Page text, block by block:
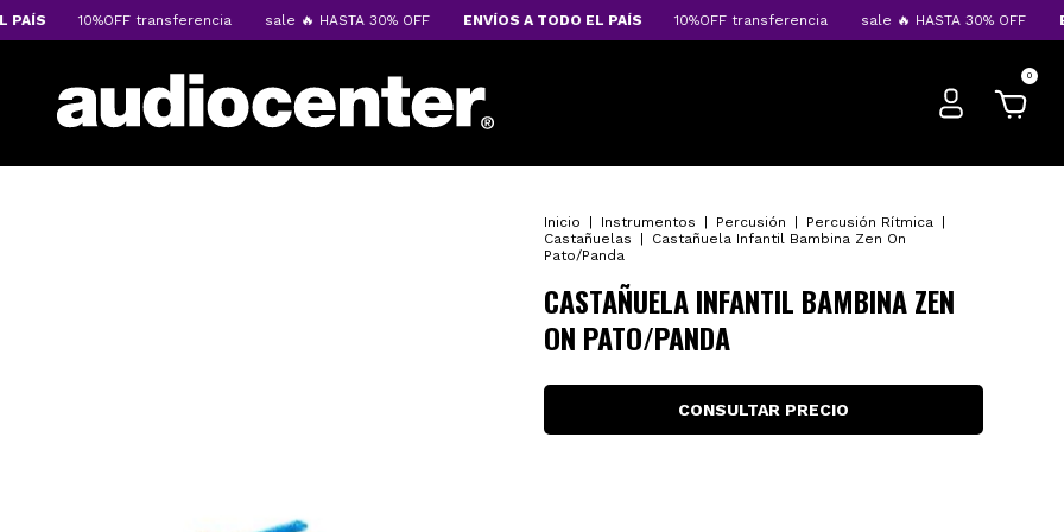
10%OFF transferencia sale 🔥 HASTA 30% OFF ENVÍOS A TODO EL PAÍS 10%OFF transferencia sale 🔥 HASTA 30% OFF
0
Inicio Instrumentos Percusión Percusión Rítmica
Castañuelas
Castañuela Infantil Bambina Zen On
Pato/Panda
CASTAÑUELA INFANTIL BAMBINA ZEN
ON PATO/PANDA